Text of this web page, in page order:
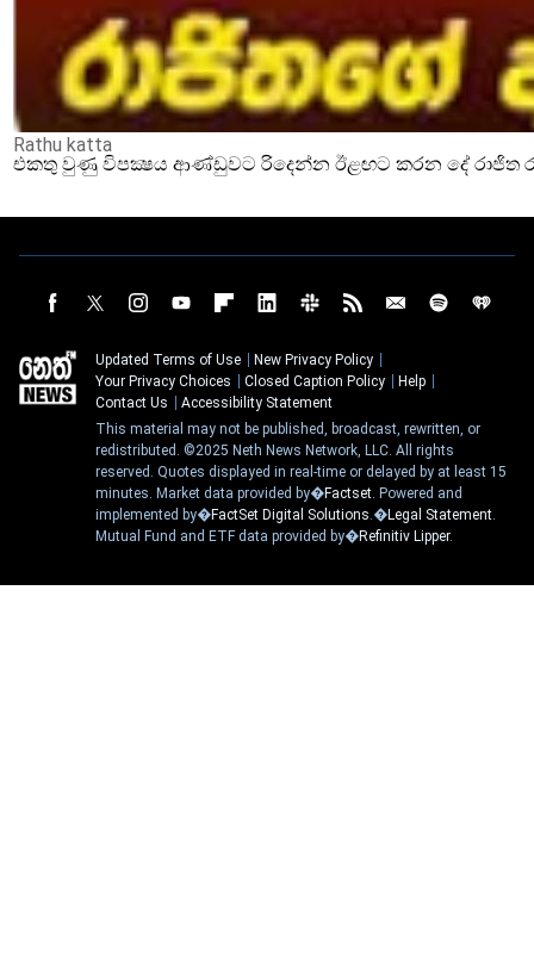
Rathu katta
එකතු වුණු විපක්‍ෂය ආණ්ඩුවට රිදෙන්න ඊළඟට කරන දේ රාජිත
Updated Terms of Use
New Privacy Policy
Your Privacy Choices
Closed Caption Policy
Help
Contact Us
Accessibility Statement
This material may not be published, broadcast, rewritten, or
redistributed. ©2025 Neth News Network, LLC. All rights
reserved. Quotes displayed in real-time or delayed by at least 15
minutes. Market data provided by�Factset. Powered and
implemented by�FactSet Digital Solutions.�Legal Statement.
Mutual Fund and ETF data provided by�Refinitiv Lipper.